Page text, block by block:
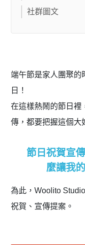
社群圖文
端午節是家人團聚的
日！
在這樣熱鬧的節日裡
傳，都要把握這個大
節日祝賀宣
麼讓我
為此，Woolito
祝賀、宣傳提案。